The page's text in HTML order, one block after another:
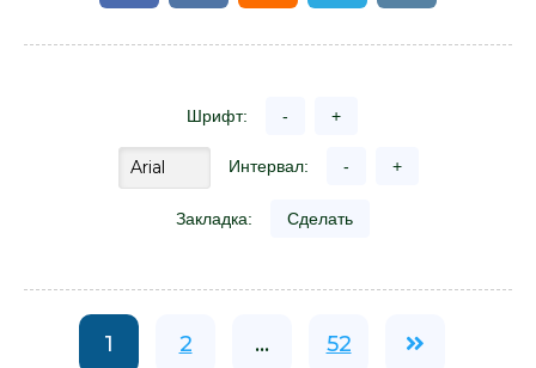
Шрифт: - +
Интервал: - +
Закладка: Сделать
1 2 ... 52